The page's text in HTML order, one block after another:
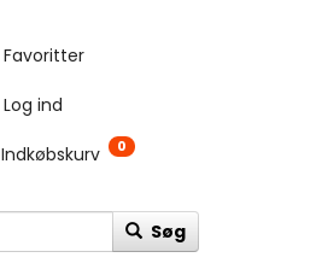
Favoritter
Log ind
Indkøbskurv 0
Søg